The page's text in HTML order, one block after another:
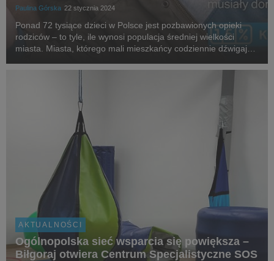
Paulina Górska 22 stycznia 2024
Ponad 72 tysiące dzieci w Polsce jest pozbawionych opieki
rodziców – to tyle, ile wynosi populacja średniej wielkości
miasta. Miasta, którego mali mieszkańcy codziennie dźwigają
odpowiedzi na ten rosnący problem ruszy...
AKTUALNOŚCI
Ogólnopolska sieć wsparcia się powiększa –
Biłgoraj otwiera Centrum Specjalistyczne SOS